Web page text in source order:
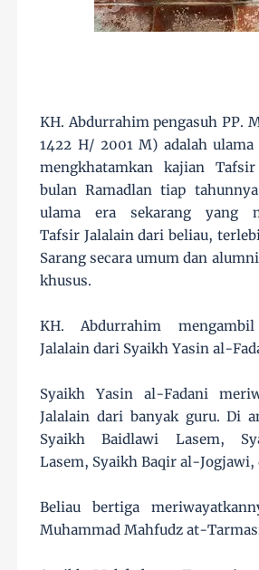
KH. Abdurrahim pengasuh PP.
1422 H/ 2001 M) adalah
mengkhatamkan kajian
bulan Ramadlan tiap
ulama era sekarang yang
Tafsir Jalalain dari beliau,
Sarang secara umum dan
khusus.
KH. Abdurrahim
Jalalain dari Syaikh Yasin al-
Syaikh Yasin al-Fadani
Jalalain dari banyak guru. Di
Syaikh Baidlawi Lasem,
Lasem, Syaikh Baqir al-Jogjawi,
Beliau bertiga
Muhammad Mahfudz at-